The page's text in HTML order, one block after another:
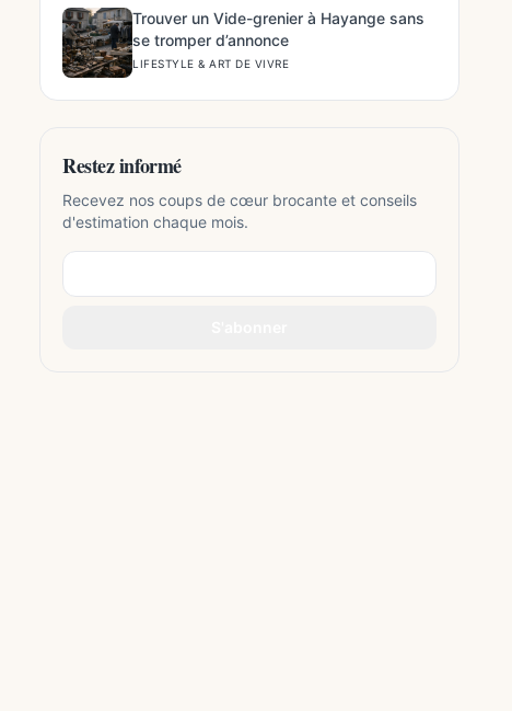
Trouver un Vide-grenier à Hayange sans
se tromper d’annonce
LIFESTYLE & ART DE VIVRE
Restez informé
Recevez nos coups de cœur brocante et conseils
d'estimation chaque mois.